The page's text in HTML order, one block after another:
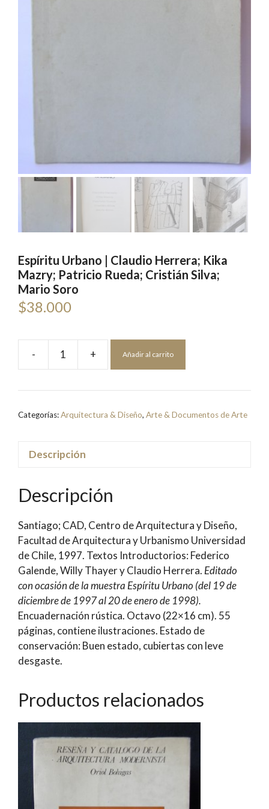
Espíritu Urbano | Claudio Herrera; Kika
Mazry; Patricio Rueda; Cristián Silva;
Mario Soro
$38.000
-
Espíritu
|
Herrera;
Cristián
Mario
Soro
cantidad
+ Añadir al carrito
Categorías:Arquitectura & Diseño, Arte & Documentos de Arte
Descripción
Descripción
Santiago; CAD, Centro de Arquitectura y Diseño,
Facultad de Arquitectura y Urbanismo Universidad
de Chile, 1997. Textos Introductorios: Federico
Galende, Willy Thayer y Claudio Herrera.Editado
con ocasión de la muestra Espíritu Urbano (del 19 de
diciembre de 1997 al 20 de enero de 1998).
Encuadernación rústica. Octavo (22×16 cm). 55
páginas, contiene ilustraciones. Estado de
conservación: Buen estado, cubiertas con leve
desgaste.
Productos relacionados